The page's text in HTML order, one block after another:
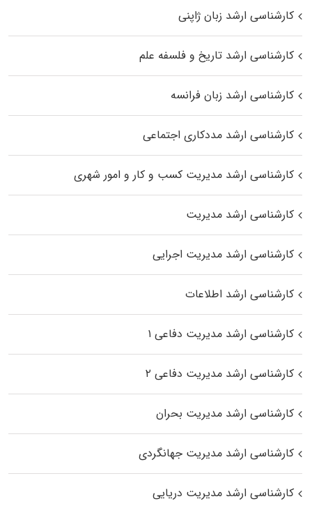
کارشناسی ارشد زبان ژاپنی
کارشناسی ارشد تاریخ و فلسفه علم
کارشناسی ارشد زبان فرانسه
کارشناسی ارشد مددکاری اجتماعی
کارشناسی ارشد مدیریت کسب و کار و امور شهری
کارشناسی ارشد مدیریت
کارشناسی ارشد مدیریت اجرایی
کارشناسی ارشد اطلاعات
کارشناسی ارشد مدیریت دفاعی ۱
کارشناسی ارشد مدیریت دفاعی ۲
کارشناسی ارشد مدیریت بحران
کارشناسی ارشد مدیریت جهانگردی
کارشناسی ارشد مدیریت دریایی